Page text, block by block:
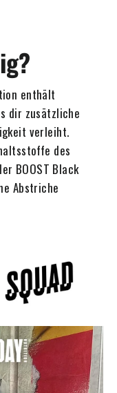
enthält
dir zusätzliche
verleiht.
des
BOOST Black
Abstriche